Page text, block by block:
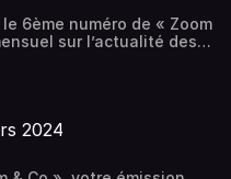
6ème numéro de « Zoom
sur l’actualité des
2024